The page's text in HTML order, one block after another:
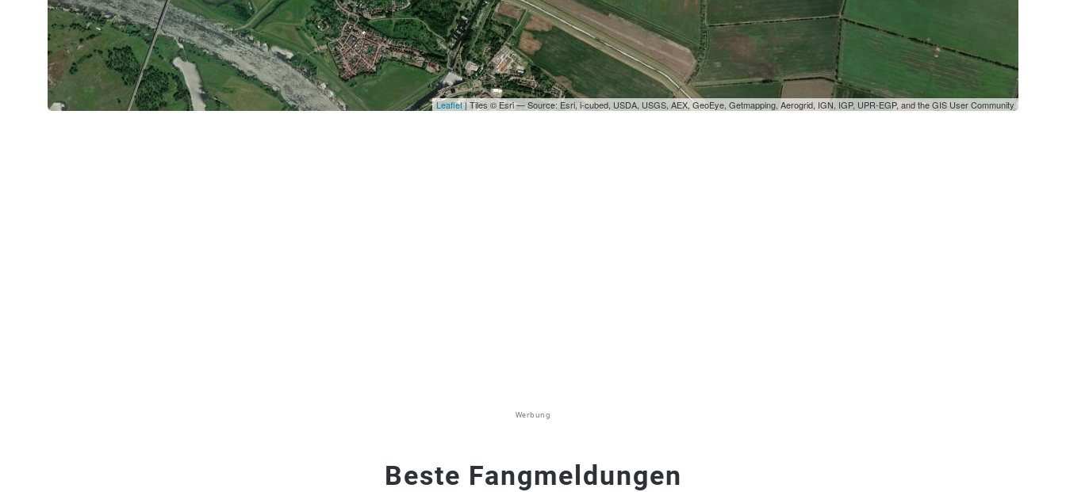
Leaflet| Tiles © Esri — Source: Esri, i-cubed, USDA, USGS, AEX, GeoEye, Getmapping, Aerogrid, IGN, IGP, UPR-EGP, and the GIS User Community
Werbung
Beste Fangmeldungen